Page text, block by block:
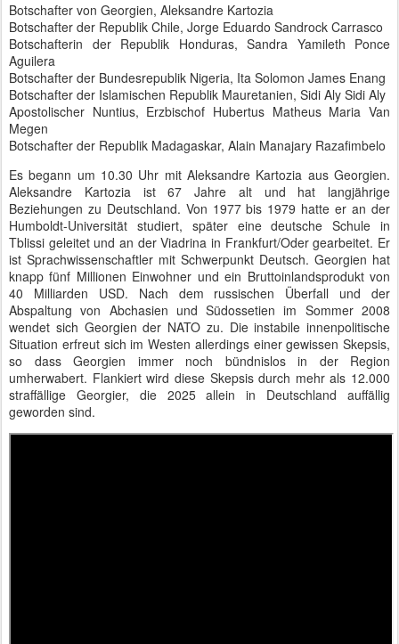
Botschafter von Georgien, Aleksandre Kartozia
Botschafter der Republik Chile, Jorge Eduardo Sandrock Carrasco
Botschafterin der Republik Honduras, Sandra Yamileth Ponce
Aguilera
Botschafter der Bundesrepublik Nigeria, Ita Solomon James Enang
Botschafter der Islamischen Republik Mauretanien, Sidi Aly Sidi Aly
Apostolischer Nuntius, Erzbischof Hubertus Matheus Maria Van
Megen
Botschafter der Republik Madagaskar, Alain Manajary Razafimbelo
Es begann um 10.30 Uhr mit Aleksandre Kartozia aus Georgien.
Aleksandre Kartozia ist 67 Jahre alt und hat langjährige
Beziehungen zu Deutschland. Von 1977 bis 1979 hatte er an der
Humboldt-Universität studiert, später eine deutsche Schule in
Tblissi geleitet und an der Viadrina in Frankfurt/Oder gearbeitet. Er
ist Sprachwissenschaftler mit Schwerpunkt Deutsch. Georgien hat
knapp fünf Millionen Einwohner und ein Bruttoinlandsprodukt von
40 Milliarden USD. Nach dem russischen Überfall und der
Abspaltung von Abchasien und Südossetien im Sommer 2008
wendet sich Georgien der NATO zu. Die instabile innenpolitische
Situation erfreut sich im Westen allerdings einer gewissen Skepsis,
so dass Georgien immer noch bündnislos in der Region
umherwabert. Flankiert wird diese Skepsis durch mehr als 12.000
straffällige Georgier, die 2025 allein in Deutschland auffällig
geworden sind.